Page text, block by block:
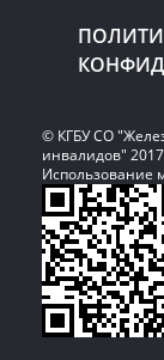
© КГБУ СО
инвалидов"
Использование